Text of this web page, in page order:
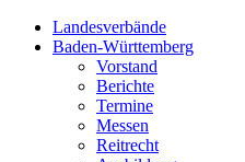
Landesverbände
Baden-Württemberg
Vorstand
Berichte
Termine
Messen
Reitrecht